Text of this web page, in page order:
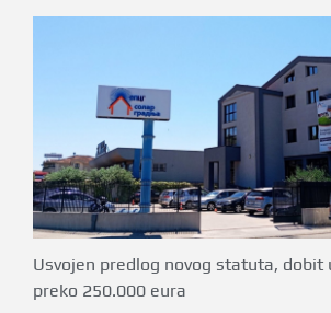
Usvojen predlog novog statuta, dobit
preko 250.000 eura